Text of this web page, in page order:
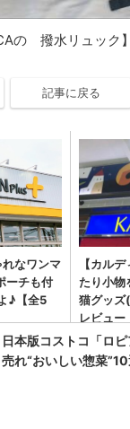
の 撥水リュック
記事に戻る